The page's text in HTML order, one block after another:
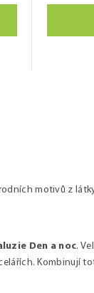
motivů z
Den a noc.
Kombinují